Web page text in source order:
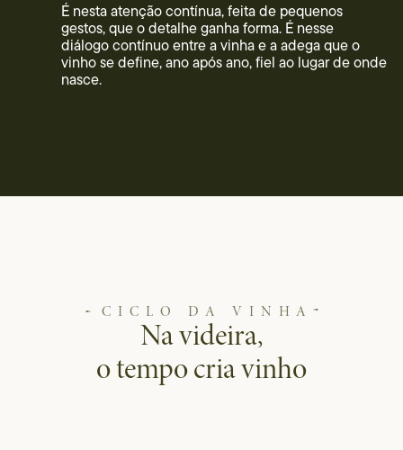
É nesta atenção contínua, feita de pequenos
gestos, que o detalhe ganha forma. É nesse
diálogo contínuo entre a vinha e a adega que o
vinho se define, ano após ano, fiel ao lugar de onde
nasce.
CICLO DA VINHA
Na videira,
o tempo cria vinho